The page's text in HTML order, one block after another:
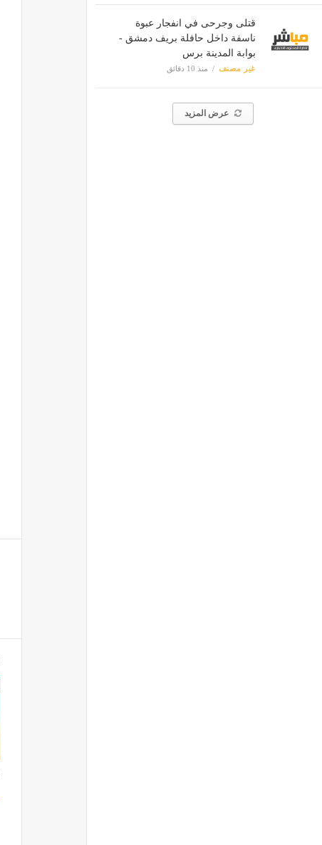
قتلى وجرحى في انفجار عبوة
ناسفة داخل حافلة بريف دمشق -
بوابة المدينة برس
غير مصنف منذ 10 دقائق
عرض المزيد